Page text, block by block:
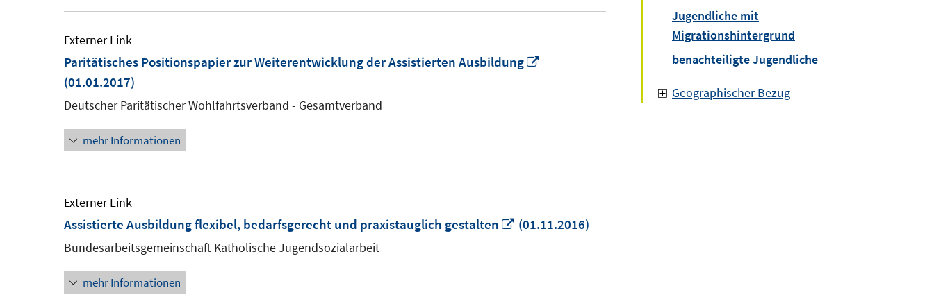
Externer Link
Paritätisches Positionspapier zur Weiterentwicklung der Assistierten Ausbildung
(01.01.2017)
Deutscher Paritätischer Wohlfahrtsverband - Gesamtverband
mehr Informationen
Externer Link
Assistierte Ausbildung flexibel, bedarfsgerecht und praxistauglich gestalten
In
(01.11.2016)
Bundesarbeitsgemeinschaft Katholische Jugendsozialarbeit
mehr Informationen
Jugendliche mit
Migrationshintergrund
benachteiligte Jugendliche
Geographischer Bezug